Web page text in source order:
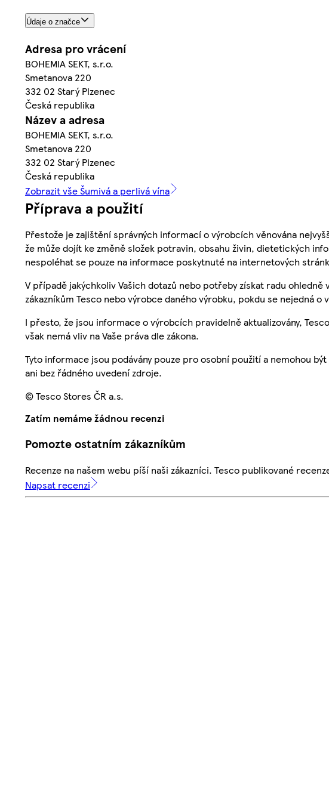
Údaje o značce
Adresa pro vrácení
BOHEMIA SEKT, s.r.o.
Smetanova 220
332 02 Starý Plzenec
Česká republika
Název a adresa
BOHEMIA SEKT, s.r.o.
Smetanova 220
332 02 Starý Plzenec
Česká republika
Zobrazit vše Šumivá a perlivá vína
Příprava a použití
Přestože je zajištění správných informací o výrobcích věnována
že může dojít ke změně složek potravin, obsahu živin, dietetických
nespoléhat se pouze na informace poskytnuté na internetových
V případě jakýchkoliv Vašich dotazů nebo potřeby získat radu
zákazníkům Tesco nebo výrobce daného výrobku, pokdu se nejedná o
I přesto, že jsou informace o výrobcích pravidelně aktualizovány,
však nemá vliv na Vaše práva dle zákona.
Tyto informace jsou podávány pouze pro osobní použití a nemohou
ani bez řádného uvedení zdroje.
© Tesco Stores ČR a.s.
Zatím nemáme žádnou recenzi
Pomozte ostatním zákazníkům
Recenze na našem webu píší naši zákazníci. Tesco publikované
Napsat recenzi